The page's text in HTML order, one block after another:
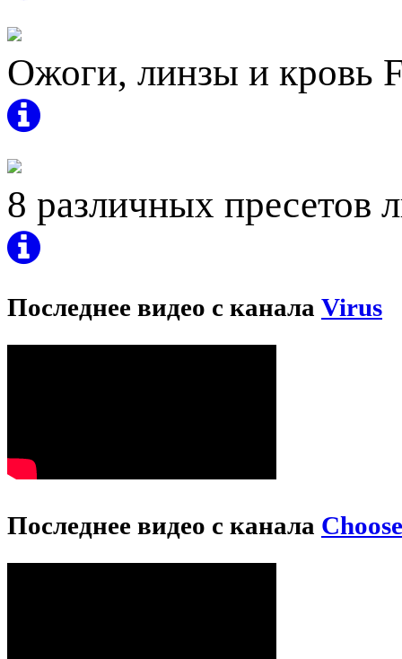
Ожоги, линзы и кровь
8 различных пресетов
Последнее видео с канала Virus
Последнее видео с канала